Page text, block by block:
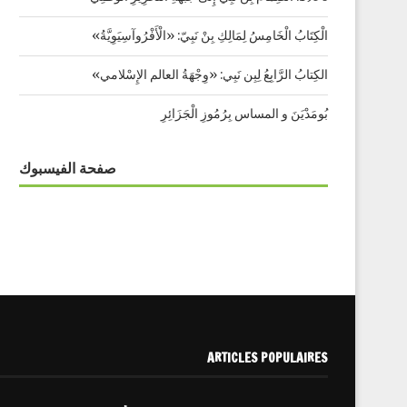
الْكِتَابُ الْخَامِسُ لِمَالِكِ بِنْ نَبِيّ: «الْأَفْرُوآسِيَوِيَّةُ»
الكِتابُ الرَّابِعُ لِبِن نَبِي: «وِجْهَةُ العالم الإِسْلامي»
بُومَدْيَنَ و المساس بِرُمُوزِ الْجَزَائِرِ
صفحة الفيسبوك
ARTICLES POPULAIRES